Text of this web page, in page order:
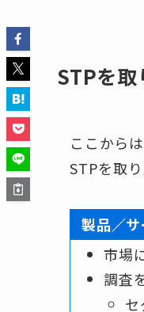
STPを
ここから
STPを取
製品／
市場
調査